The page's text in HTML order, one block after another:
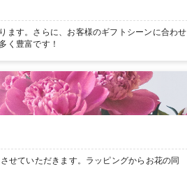
ます。さらに、お客様のギフトシーンに合わせ
く豊富です！
せていただきます。ラッピングからお花の同